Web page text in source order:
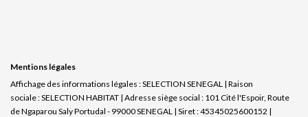
Mentions légales
Affichage des informations légales : SELECTION SENEGAL | Raison
sociale : SELECTION HABITAT | Adresse siège social : 101 Cité l'Espoir, Route
de Ngaparou Saly Portudal - 99000 SENEGAL | Siret : 45345025600152 |